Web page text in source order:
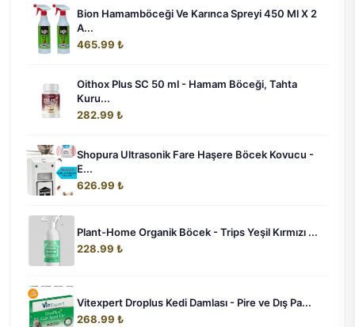
Bion Hamamböceği Ve Karınca Spreyi 450 Ml X 2
A...
465.99 ₺
Oithox Plus SC 50 ml - Hamam Böceği, Tahta
Kuru...
282.99 ₺
Shopura Ultrasonik Fare Haşere Böcek Kovucu -
E...
626.99 ₺
Plant-Home Organik Böcek - Trips Yeşil Kırmızı ...
228.99 ₺
Vitexpert Droplus Kedi Damlası - Pire ve Dış Pa...
268.99 ₺